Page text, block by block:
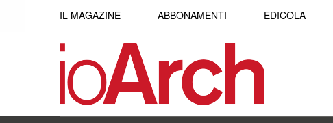
IL MAGAZINE ABBONAMENTI EDICOLA